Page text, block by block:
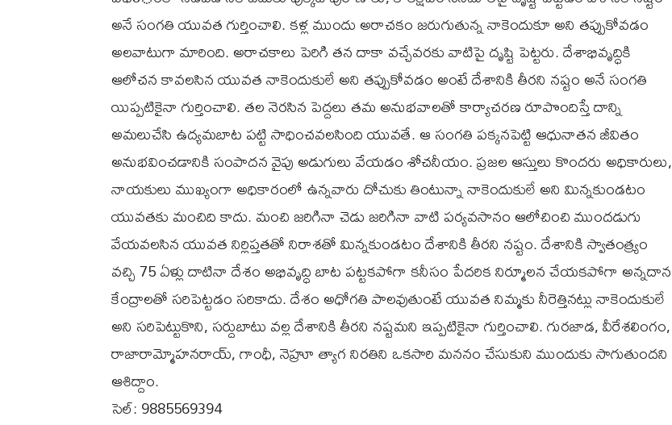
అనే సంగతి యువత గుర్తించాలి. కళ్ల ముందు అరాచకం జరుగుతున్న నాకెందుకూ అని తప్పుకోవడం
అలవాటుగా మారింది. అరాచకాలు పెరిగి తన దాకా వచ్చేవరకు వాటిపై దృష్టి పెట్టరు. దేశాభివృద్ధికి
ఆలోచన కావలసిన యువత నాకెందుకులే అని తప్పుకోవడం అంటే దేశానికి తీరని నష్టం అనే సంగతి
యిప్పటికైనా గుర్తించాలి. తల నెరసిన పెద్దలు తమ అనుభవాలతో కార్యాచరణ రూపొందిస్తే దాన్ని
అమలుచేసి ఉద్యమబాట పట్టి సాధించవలసింది యువతే. ఆ సంగతి పక్కనపెట్టి ఆధునాతన జీవితం
అనుభవించడానికి సంపాదన వైపు అడుగులు వేయడం శోచనీయం. ప్రజల ఆస్తులు కొందరు అధికారులు,
నాయకులు ముఖ్యంగా అధికారంలో ఉన్నవారు దోచుకు తింటున్నా నాకెందుకులే అని మిన్నకుండటం
యువతకు మంచిది కాదు. మంచి జరిగినా చెడు జరిగినా వాటి పర్యవసానం ఆలోచించి ముందడుగు
వేయవలసిన యువత నిర్లిప్తతతో నిరాశతో మిన్నకుండటం దేశానికి తీరని నష్టం. దేశానికి స్వాతంత్య్రం
వచ్చి 75 ఏళ్లు దాటినా దేశం అభివృద్ధి బాట పట్టకపోగా కనీసం పేదరిక నిర్మూలన చేయకపోగా అన్నదాన
కేంద్రాలతో సరిపెట్టడం సరికాదు. దేశం అధోగతి పాలవుతుంటే యువత నిమ్మకు నీరెత్తినట్లు నాకెందుకులే
అని సరిపెట్టుకొని, సర్దుబాటు వల్ల దేశానికి తీరని నష్టమని ఇప్పటికైనా గుర్తించాలి. గురజాడ, వీరేశలింగం,
రాజారామ్మోహనరాయ్‌, గాంధీ, నెహ్రూ త్యాగ నిరతిని ఒకసారి మననం చేసుకుని ముందుకు సాగుతుందని
ఆశిద్దాం.
సెల్‌: 9885569394